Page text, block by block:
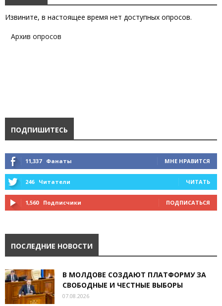
Извините, в настоящее время нет доступных опросов.
Архив опросов
ПОДПИШИТЕСЬ
11,337 Фанаты МНЕ НРАВИТСЯ
246 Читатели ЧИТАТЬ
1,560 Подписчики ПОДПИСАТЬСЯ
ПОСЛЕДНИЕ НОВОСТИ
В МОЛДОВЕ СОЗДАЮТ ПЛАТФОРМУ ЗА
СВОБОДНЫЕ И ЧЕСТНЫЕ ВЫБОРЫ
07.08.2026